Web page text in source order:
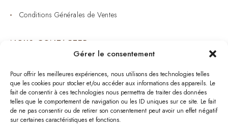
Gérer le consentement
Pour offrir les meilleures expériences, nous utilisons des technologies telles
que les cookies pour stocker et/ou accéder aux informations des appareils. Le
fait de consentir à ces technologies nous permettra de traiter des données
telles que le comportement de navigation ou les ID uniques sur ce site. Le fait
de ne pas consentir ou de retirer son consentement peut avoir un effet négatif
sur certaines caractéristiques et fonctions.
Conditions Générales de Ventes
NOUS CONTACTER
Bijouterie : 05 53 53 64 11
Mardi au Samedi: 09:00 - 19:00
bijouterie.lavergne@orange.fr